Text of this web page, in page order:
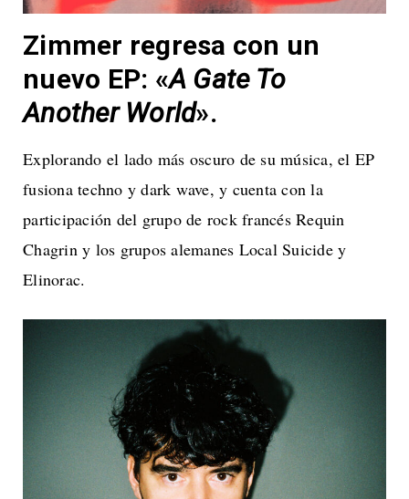
Zimmer regresa con un
nuevo EP: «A Gate To
Another World».
Explorando el lado más oscuro de su música, el EP
fusiona techno y dark wave, y cuenta con la
participación del grupo de rock francés Requin
Chagrin y los grupos alemanes Local Suicide y
Elinorac.